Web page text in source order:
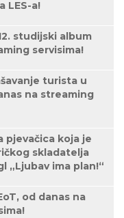
LES-a!
studijski album
servisima!
turista u
na streaming
pjevačica koja je
skladatelja
„Ljubav ima plan!“
od danas na